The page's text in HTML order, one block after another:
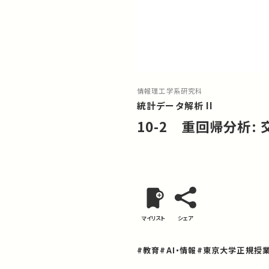
情報理工学系研究科
統計データ解析 II
10-2 重回帰分析:
マイリスト シェア
#教育#AI・情報 #東京大学正規授